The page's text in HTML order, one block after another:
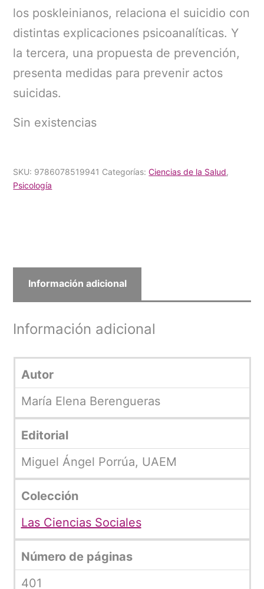
los poskleinianos, relaciona el suicidio con
distintas explicaciones psicoanalíticas. Y
la tercera, una propuesta de prevención,
presenta medidas para prevenir actos
suicidas.
Sin existencias
SKU: 9786078519941 Categorías:Ciencias de la Salud,
Psicología
Información adicional
Información adicional
Autor
María Elena Berengueras
Editorial
Miguel Ángel Porrúa, UAEM
Colección
Las Ciencias Sociales
Número de páginas
401